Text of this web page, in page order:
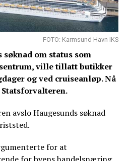
FOTO: Karmsund Havn IKS
om status som
ville tillatt butikker
og ved cruiseanløp. Nå
avslo Haugesunds søknad
for at